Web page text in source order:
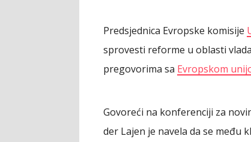
Predsjednica Evropske komisije
sprovesti reforme u oblasti
pregovorima sa Evropskom
Govoreći na konferenciji za
der Lajen je navela da se među